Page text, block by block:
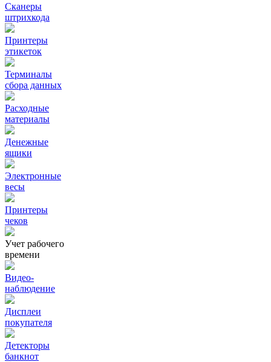
Сканеры
штрихкода
Принтеры
этикеток
Терминалы
сбора данных
Расходные
материалы
Денежные
ящики
Электронные
весы
Принтеры
чеков
Учет рабочего
времени
Видео‑
наблюдение
Дисплеи
покупателя
Детекторы
банкнот